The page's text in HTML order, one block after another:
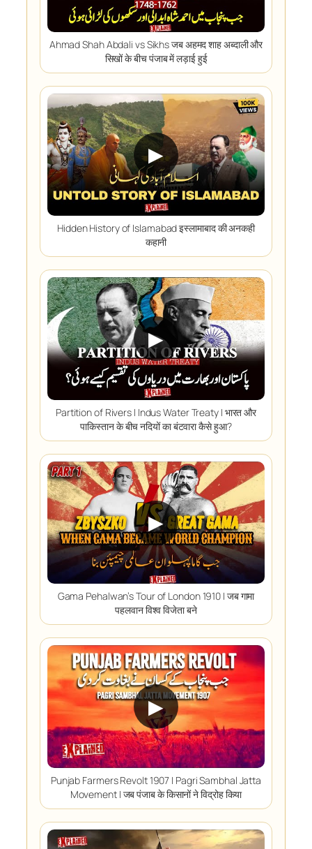
Ahmad Shah Abdali vs Sikhs जब अहमद शाह अब्दाली और
सिखों के बीच पंजाब में लड़ाई हुई
▶
Hidden History of Islamabad इस्लामाबाद की अनकही
कहानी
▶
Partition of Rivers I Indus Water Treaty I भारत और
पाकिस्तान के बीच नदियों का बंटवारा कैसे हुआ?
▶
Gama Pehalwan’s Tour of London 1910 I जब गामा
पहलवान विश्व विजेता बने
▶
Punjab Farmers Revolt 1907 I Pagri Sambhal Jatta
Movement I जब पंजाब के किसानों ने विद्रोह किया